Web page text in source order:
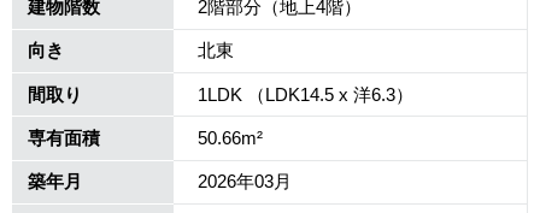
建物階数 2階部分（地上4階）
向き 北東
間取り 1LDK （LDK14.5 x 洋6.3）
専有面積 50.66m²
築年月 2026年03月